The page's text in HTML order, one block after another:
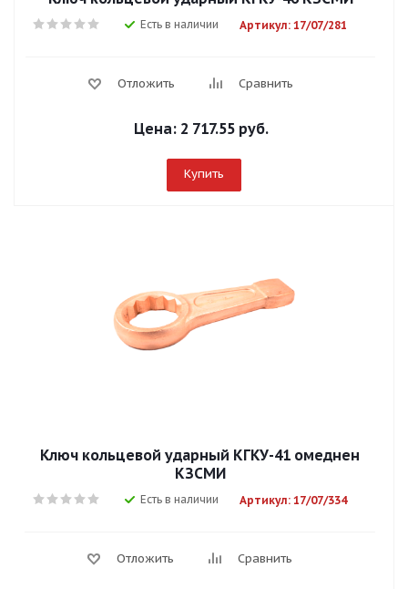
Есть в наличии Артикул: 17/07/281
Отложить Сравнить
Цена: 2 717.55 руб.
Купить
Ключ кольцевой ударный КГКУ-41 омеднен
КЗСМИ
Есть в наличии Артикул: 17/07/334
Отложить Сравнить